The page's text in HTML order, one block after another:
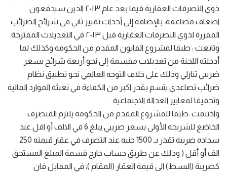
ذوي التصرفات العقارية فيما بعد عام ٢٠١٣ الذين سيدفعون
اضعاف مضاعفة، بالإضافة إلي أحداث تمييز ثاني في شرائح الضرائب
المقررة لذوي التصرفات العقارية قبل ٢٠١٣ في التعديلات المقترحة.
وتابعت : طبقا لمشروع القانون المقدم من الحكومة وكذلك لما
أدخلته اللجنة من تعديلات مقسمة إلى نحو أربعة شرائح بسعر
ضريبي تنازلي وذلك على خلاف التوجه العالمي نحو تطبيق نظام
ضرائب تصاعدي يتسم بقدر اكبر من الكفاءة في تعبئة الموارد المالية
وتحقيقا لمعايير العدالة الاجتماعية.
واختتمت :طبقا للمشروع المقدم من الحكومة يلتزم المتصرف
الخاضع للشريحة الأولى بسعر ضريبي يبلغ 6 في الالف أو اقل عند
سداده ضريبة تقدر بـ 1500 جنيه عند التصرف في عقار قيمته 250
الف أو أقل ( وذلك عن طريق حساب خارج قسمة المبلغ المستحق
كضريبة (البسط) الى قيمة العقار (المقام )، في المقابل فان